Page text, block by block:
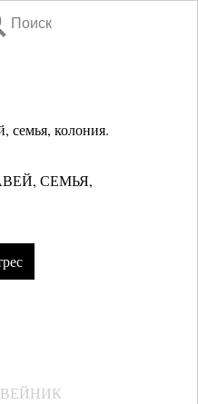
Поиск
семья, колония.
СЕМЬЯ,